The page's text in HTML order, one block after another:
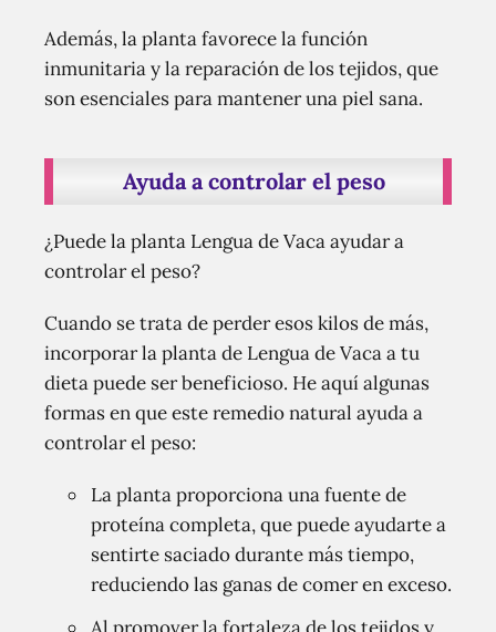
Además, la planta favorece la función
inmunitaria y la reparación de los tejidos, que
son esenciales para mantener una piel sana.
Ayuda a controlar el peso
¿Puede la planta Lengua de Vaca ayudar a
controlar el peso?
Cuando se trata de perder esos kilos de más,
incorporar la planta de Lengua de Vaca a tu
dieta puede ser beneficioso. He aquí algunas
formas en que este remedio natural ayuda a
controlar el peso:
La planta proporciona una fuente de
proteína completa, que puede ayudarte a
sentirte saciado durante más tiempo,
reduciendo las ganas de comer en exceso.